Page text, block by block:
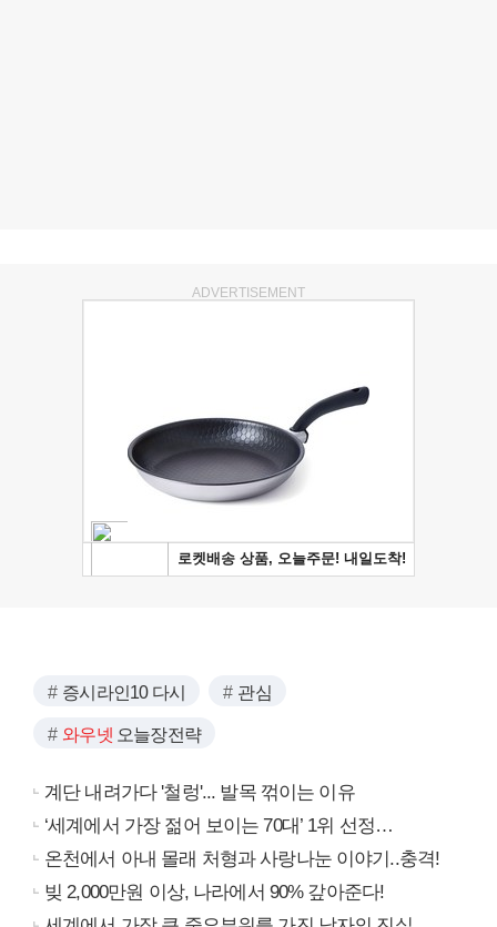
ADVERTISEMENT
증시라인10 다시 관심
와우넷 오늘장전략
계단 내려가다 '철렁'... 발목 꺾이는 이유
‘세계에서 가장 젊어 보이는 70대’ 1위 선정…
온천에서 아내 몰래 처형과 사랑나눈 이야기..충격!
빚 2,000만원 이상, 나라에서 90% 갚아준다!